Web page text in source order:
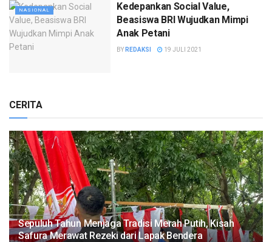
NASIONAL
Kedepankan Social Value,
Beasiswa BRI Wujudkan Mimpi
Anak Petani
BY REDAKSI 19 JULI 2021
CERITA
Sepuluh Tahun Menjaga Tradisi Merah Putih, Kisah
Safura Merawat Rezeki dari Lapak Bendera